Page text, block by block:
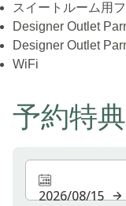
スイートルーム用
Designer Outlet
Designer Outlet
WiFi
予約特典
2026/08/15